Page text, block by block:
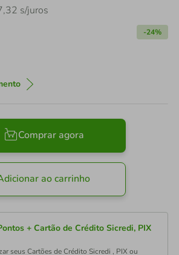
,32 s/juros
-24%
Comprar agora
ao carrinho
+ Cartão de Crédito Sicredi, PIX
seus Cartões de Crédito Sicredi , PIX ou